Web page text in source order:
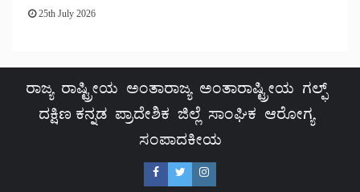
25th July 2026
ರಾಜ್ಯ ರಾಷ್ಟ್ರೀಯ ಅಂತಾರಾಜ್ಯ ಅಂತಾರಾಷ್ಟ್ರೀಯ ಗಲ್ಫ್
ದಕ್ಷಿಣ ಕನ್ನಡ ಪ್ರಾದೇಶಿಕ ಜಿಲ್ಲೆ ಸಾಂಘಿಕ ಆರೋಗ್ಯ
ಸಂಪಾದಕೀಯ